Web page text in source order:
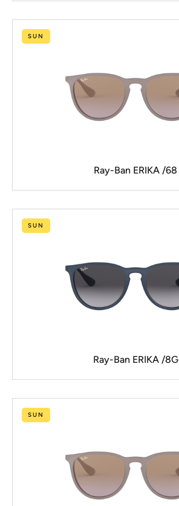
SUN
Ray-Ban ERIKA /68
SUN
Ray-Ban ERIKA /8G
SUN